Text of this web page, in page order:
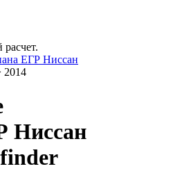
ЕГР Ниссан
2014
Ниссан